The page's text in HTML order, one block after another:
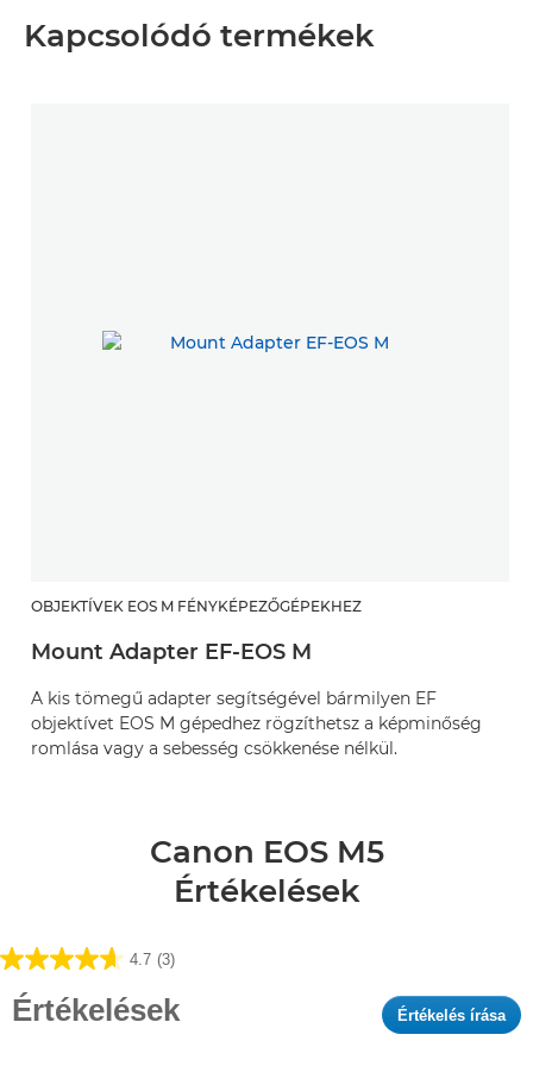
Kapcsolódó termékek
OBJEKTÍVEK EOS M FÉNYKÉPEZŐGÉPEKHEZ
Mount Adapter EF-EOS M
A kis tömegű adapter segítségével bármilyen EF
objektívet EOS M gépedhez rögzíthetsz a képminőség
romlása vagy a sebesség csökkenése nélkül.
Canon EOS M5
Értékelések
4.7 (3)
4.7
elérhető
Értékelések Értékelés írása
Ez